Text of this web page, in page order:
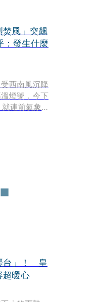
焚風」突飆
發生什麼
西南風沉降
燈號，今下
連前氣象局
台」！ 皇
超暖心